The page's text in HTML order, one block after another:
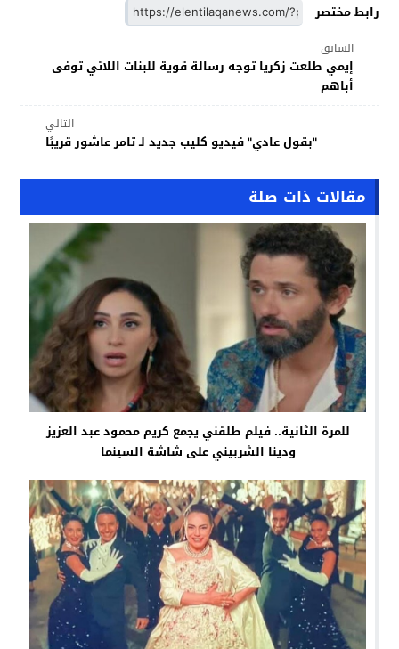
رابط مختصر
السابق
إيمي طلعت زكريا توجه رسالة قوية للبنات اللاتي توفى
أباهم
التالي
"بقول عادي" فيديو كليب جديد لـ تامر عاشور قريبًا
مقالات ذات صلة
للمرة الثانية.. فيلم طلقني يجمع كريم محمود عبد العزيز
ودينا الشربيني على شاشة السينما